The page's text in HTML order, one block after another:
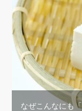
なぜこんなにも